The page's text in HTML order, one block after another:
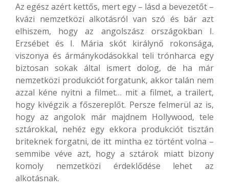
Az egész azért kettős, mert egy – lásd a bevezetőt –
kvázi nemzetközi alkotásról van szó és bár azt
elhiszem, hogy az angolszász országokban I.
Erzsébet és I. Mária skót királynő rokonsága,
viszonya és ármánykodásokkal teli trónharca egy
biztosan sokak által ismert dolog, de ha már
nemzetközi produkciót forgatunk, akkor talán nem
azzal kéne nyitni a filmet… mit a filmet, a trailert,
hogy kivégzik a főszereplőt. Persze felmerül az is,
hogy az angolok már majdnem Hollywood, tele
sztárokkal, nehéz egy ekkora produkciót tisztán
briteknek forgatni, de itt mintha ez történt volna –
semmibe véve azt, hogy a sztárok miatt bizony
komoly nemzetközi érdeklődése lehet az
alkotásnak.